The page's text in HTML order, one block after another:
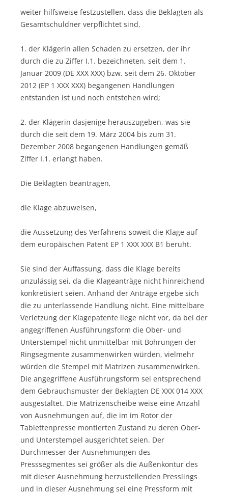
weiter hilfsweise festzustellen, dass die Beklagten als
Gesamtschuldner verpflichtet sind,
1. der Klägerin allen Schaden zu ersetzen, der ihr
durch die zu Ziffer I.1. bezeichneten, seit dem 1.
Januar 2009 (DE XXX XXX) bzw. seit dem 26. Oktober
2012 (EP 1 XXX XXX) begangenen Handlungen
entstanden ist und noch entstehen wird;
2. der Klägerin dasjenige herauszugeben, was sie
durch die seit dem 19. März 2004 bis zum 31.
Dezember 2008 begangenen Handlungen gemäß
Ziffer I.1. erlangt haben.
Die Beklagten beantragen,
die Klage abzuweisen,
die Aussetzung des Verfahrens soweit die Klage auf
dem europäischen Patent EP 1 XXX XXX B1 beruht.
Sie sind der Auffassung, dass die Klage bereits
unzulässig sei, da die Klageanträge nicht hinreichend
konkretisiert seien. Anhand der Anträge ergebe sich
die zu unterlassende Handlung nicht. Eine mittelbare
Verletzung der Klagepatente liege nicht vor, da bei der
angegriffenen Ausführungsform die Ober- und
Unterstempel nicht unmittelbar mit Bohrungen der
Ringsegmente zusammenwirken würden, vielmehr
würden die Stempel mit Matrizen zusammenwirken.
Die angegriffene Ausführungsform sei entsprechend
dem Gebrauchsmuster der Beklagten DE XXX 014 XXX
ausgestaltet. Die Matrizenscheibe weise eine Anzahl
von Ausnehmungen auf, die im im Rotor der
Tablettenpresse montierten Zustand zu deren Ober-
und Unterstempel ausgerichtet seien. Der
Durchmesser der Ausnehmungen des
Presssegmentes sei größer als die Außenkontur des
mit dieser Ausnehmung herzustellenden Presslings
und in dieser Ausnehmung sei eine Pressform mit